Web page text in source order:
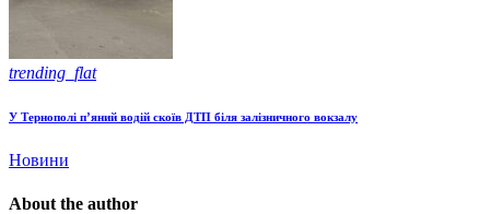
trending_flat
У Тернополі п’яний водій скоїв ДТП біля залізничного вокзалу
Новини
About the author